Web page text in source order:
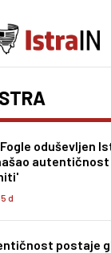
oduševljen
autentičnost
d
postaje